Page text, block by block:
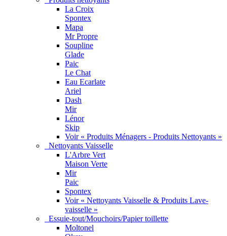
La Croix
Spontex
Mapa
Mr Propre
Soupline
Glade
Paic
Le Chat
Eau Ecarlate
Ariel
Dash
Mir
Lénor
Skip
Voir « Produits Ménagers - Produits Nettoyants »
Nettoyants Vaisselle
L'Arbre Vert
Maison Verte
Mir
Paic
Spontex
Voir « Nettoyants Vaisselle & Produits Lave-
vaisselle »
Essuie-tout/Mouchoirs/Papier toillette
Moltonel